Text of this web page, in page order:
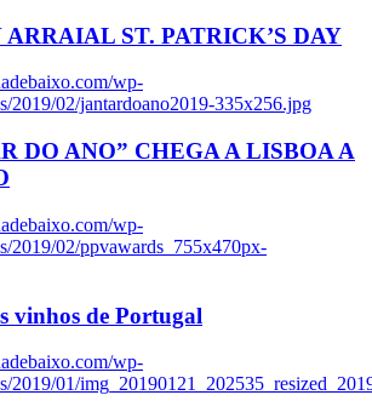
ARRAIAL ST. PATRICK’S DAY
wp-
2019/02/jantardoano2019-335x256.jpg
DO ANO” CHEGA A LISBOA A
wp-
2019/02/ppvawards_755x470px-
vinhos de Portugal
wp-
2019/01/